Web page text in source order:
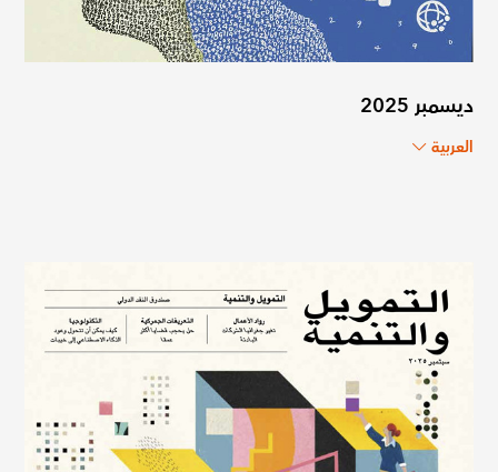
ديسمبر 2025
العربية